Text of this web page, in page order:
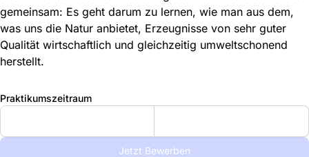
gemeinsam: Es geht darum zu lernen, wie man aus dem,
was uns die Natur anbietet, Erzeugnisse von sehr guter
Qualität wirtschaftlich und gleichzeitig umweltschonend
herstellt.
Praktikumszeitraum
Jetzt Bewerben